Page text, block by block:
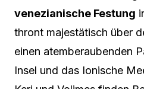
venezianische Festung
thront majestätisch über
einen atemberaubenden
Insel und das Ionische